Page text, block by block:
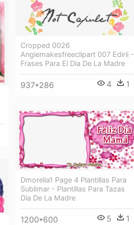
Cropped 0026
Angiemakesfreeclipart 007 Edirii -
Frases Para El Dia De La Madre
937*286 4 1
Dmorelia1 Page 4 Plantillas Para
Sublimar - Plantillas Para Tazas
Dia De La Madre
1200*600 5 1